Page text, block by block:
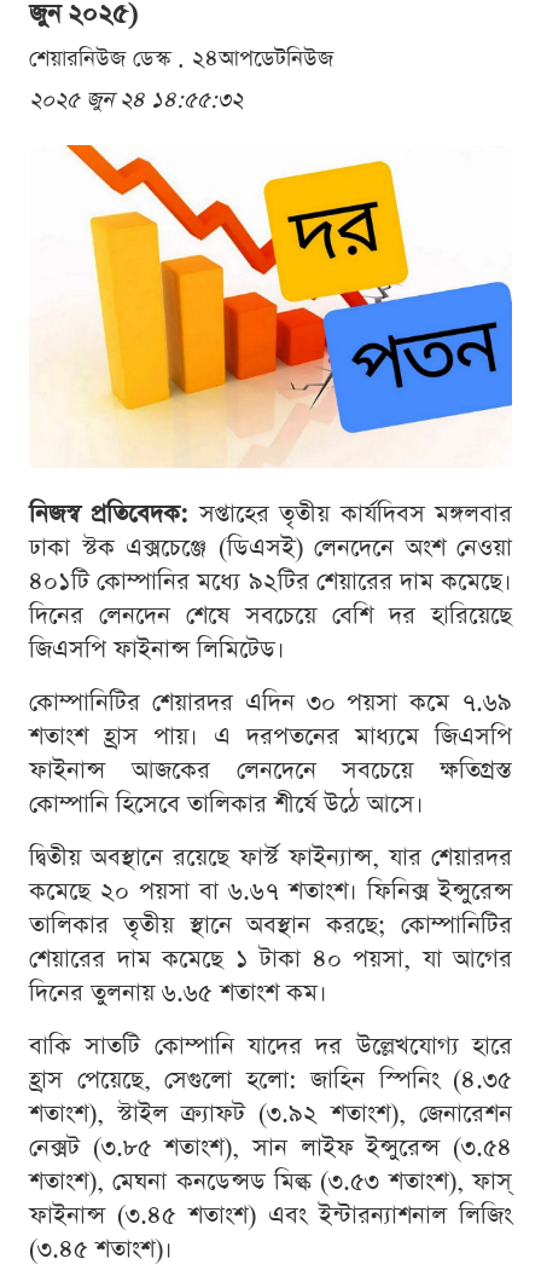
জুন ২০২৫)
শেয়ারনিউজ ডেস্ক . ২৪আপডেটনিউজ
২০২৫ জুন ২৪ ১৪:৫৫:৩২
নিজস্ব প্রতিবেদক: সপ্তাহের তৃতীয় কার্যদিবস মঙ্গলবার
ঢাকা স্টক এক্সচেঞ্জে (ডিএসই) লেনদেনে অংশ নেওয়া
৪০১টি কোম্পানির মধ্যে ৯২টির শেয়ারের দাম কমেছে।
দিনের লেনদেন শেষে সবচেয়ে বেশি দর হারিয়েছে
জিএসপি ফাইনান্স লিমিটেড।
কোম্পানিটির শেয়ারদর এদিন ৩০ পয়সা কমে ৭.৬৯
শতাংশ হ্রাস পায়। এ দরপতনের মাধ্যমে জিএসপি
ফাইনান্স আজকের লেনদেনে সবচেয়ে ক্ষতিগ্রস্ত
কোম্পানি হিসেবে তালিকার শীর্ষে উঠে আসে।
দ্বিতীয় অবস্থানে রয়েছে ফার্স্ট ফাইন্যান্স, যার শেয়ারদর
কমেছে ২০ পয়সা বা ৬.৬৭ শতাংশ। ফিনিক্স ইন্সুরেন্স
তালিকার তৃতীয় স্থানে অবস্থান করছে; কোম্পানিটির
শেয়ারের দাম কমেছে ১ টাকা ৪০ পয়সা, যা আগের
দিনের তুলনায় ৬.৬৫ শতাংশ কম।
বাকি সাতটি কোম্পানি যাদের দর উল্লেখযোগ্য হারে
হ্রাস পেয়েছে, সেগুলো হলো: জাহিন স্পিনিং (৪.৩৫
শতাংশ), স্টাইল ক্র্যাফট (৩.৯২ শতাংশ), জেনারেশন
নেক্সট (৩.৮৫ শতাংশ), সান লাইফ ইন্সুরেন্স (৩.৫৪
শতাংশ), মেঘনা কনডেন্সড মিল্ক (৩.৫৩ শতাংশ), ফাস্
ফাইনান্স (৩.৪৫ শতাংশ) এবং ইন্টারন্যাশনাল লিজিং
(৩.৪৫ শতাংশ)।